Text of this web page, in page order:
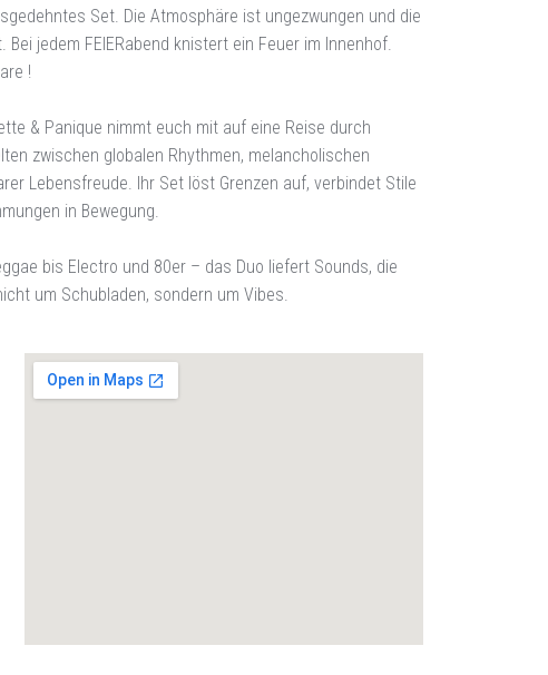
Set. Die Atmosphäre ist ungezwungen und die
Bei jedem FEIERabend knistert ein Feuer im Innenhof.
!
& Panique nimmt euch mit auf eine Reise durch
zwischen globalen Rhythmen, melancholischen
Lebensfreude. Ihr Set löst Grenzen auf, verbindet Stile
in Bewegung.
bis Electro und 80er – das Duo liefert Sounds, die
um Schubladen, sondern um Vibes.
VERANSTALTUNGSORT